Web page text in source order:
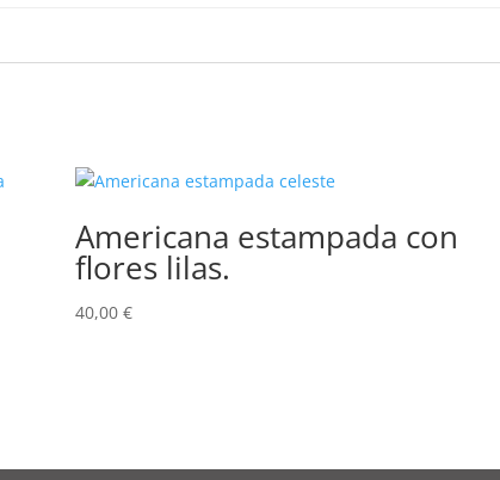
Americana estampada con
flores lilas.
40,00 €